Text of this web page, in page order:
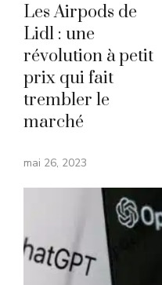
Les Airpods de
Lidl : une
révolution à petit
prix qui fait
trembler le
marché
mai 26, 2023